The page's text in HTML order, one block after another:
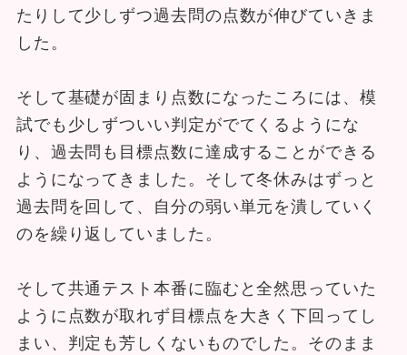
たりして少しずつ過去問の点数が伸びていきま
した。
そして基礎が固まり点数になったころには、模
試でも少しずついい判定がでてくるようにな
り、過去問も目標点数に達成することができる
ようになってきました。そして冬休みはずっと
過去問を回して、自分の弱い単元を潰していく
のを繰り返していました。
そして共通テスト本番に臨むと全然思っていた
ように点数が取れず目標点を大きく下回ってし
まい、判定も芳しくないものでした。そのまま